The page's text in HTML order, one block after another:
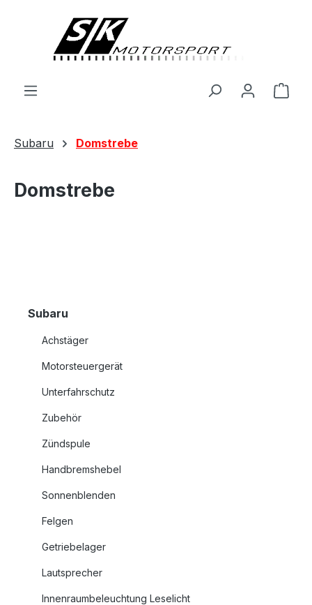
Subaru Domstrebe
Domstrebe
Subaru
Achstäger
Motorsteuergerät
Unterfahrschutz
Zubehör
Zündspule
Handbremshebel
Sonnenblenden
Felgen
Getriebelager
Lautsprecher
Innenraumbeleuchtung Leselicht